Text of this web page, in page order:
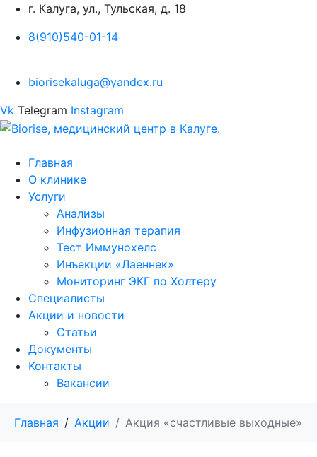
г. Калуга, ул., Тульская, д. 18
8(910)540-01-14
biorisekaluga@yandex.ru
Vk Telegram Instagram
Главная
О клинике
Услуги
Анализы
Инфузионная терапия
Тест Иммунохелс
Инъекции «Лаеннек»
Мониторинг ЭКГ по Холтеру
Специалисты
Акции и новости
Статьи
Документы
Контакты
Вакансии
Главная Акции Акция «счастливые выходные»